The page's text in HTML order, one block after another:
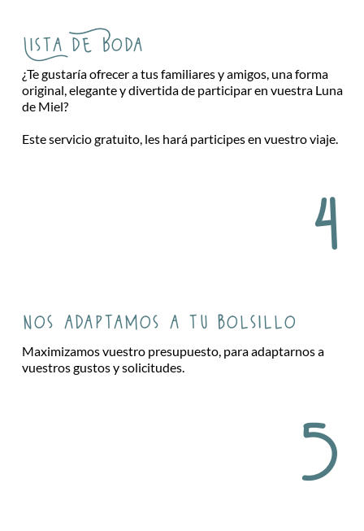
Lista de Boda
¿Te gustaría ofrecer a tus familiares y amigos, una forma
original, elegante y divertida de participar en vuestra Luna
de Miel?
Este servicio gratuito, les hará participes en vuestro viaje.
4
nos adaptamos a tu bolsillo
Maximizamos vuestro presupuesto, para adaptarnos a
vuestros gustos y solicitudes.
5